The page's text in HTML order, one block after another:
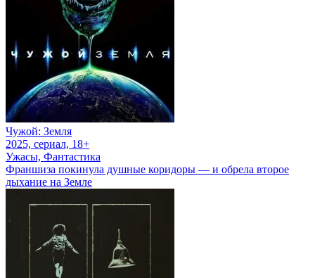
Чужой: Земля
2025, сериал, 18+
Ужасы, Фантастика
Франшиза покинула душные коридоры — и обрела второе
дыхание на Земле